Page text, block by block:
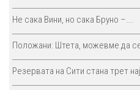
Не сака Вини, но сака Бруно –...
Положани: Штета, можевме да
Резервата на Сити стана трет